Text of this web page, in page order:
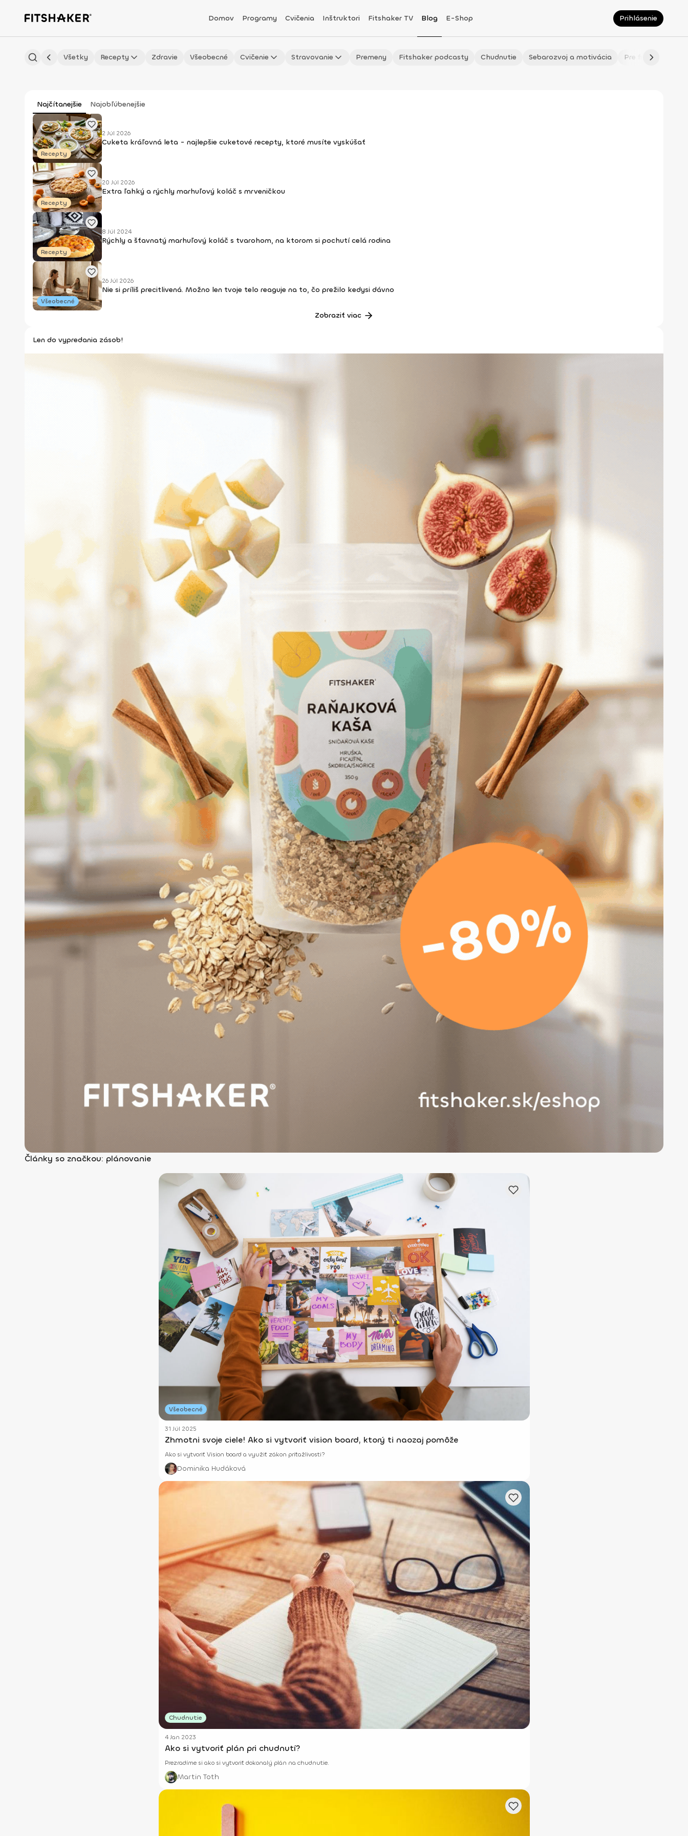
Domov Programy Cvičenia Inštruktori Fitshaker TV Blog E-Shop Prihlásenie
Všetky Recepty Zdravie Všeobecné Cvičenie Stravovanie Premeny Fitshaker podcasty Chudnutie Sebarozvoj a motivácia Pre fitmaminky
Najčítanejšie Najobľúbenejšie
Recepty
2 Júl 2026
Cuketa kráľovná leta - najlepšie cuketové recepty, ktoré musíte vyskúšať
Recepty
20 Júl 2026
Extra ľahký a rýchly marhuľový koláč s mrveničkou
Recepty
8 Júl 2024
Rýchly a šťavnatý marhuľový koláč s tvarohom, na ktorom si pochutí celá rodina
Všeobecné
26 Júl 2026
Nie si príliš precitlivená. Možno len tvoje telo reaguje na to, čo prežilo kedysi dávno
Zobraziť viac
Len do vypredania zásob!
Články so značkou: plánovanie
Všeobecné
31 Júl 2025
Zhmotni svoje ciele! Ako si vytvoriť vision board, ktorý ti naozaj pomôže
Ako si vytvoriť Vision board a využiť zákon príťažlivosti?
Dominika Hudáková
Chudnutie
4 Jan 2023
Ako si vytvoriť plán pri chudnutí?
Prezradíme si ako si vytvoriť dokonalý plán na chudnutie.
Martin Toth